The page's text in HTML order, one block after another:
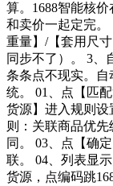
算。1688智能核
和卖价一起定完
重量】/【套用尺
同步不了）。 3、
条条点不现实。
统。 01、点【匹
货源】进入规则设
则：关联商品优
同。 03、点【确
联。 04、列表显
货源，点编码跳